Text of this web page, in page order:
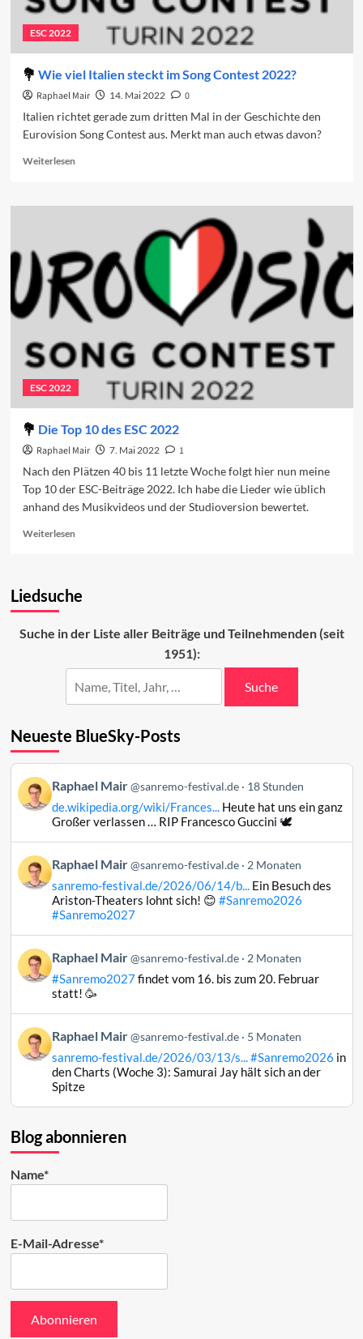
ESC 2022
Wie viel Italien steckt im Song Contest 2022?
Raphael Mair 14. Mai 2022
0
Italien richtet gerade zum dritten Mal in der Geschichte den
Eurovision Song Contest aus. Merkt man auch etwas davon?
WeiterlesenRead
Wie
steckt
im
Song
Contest
2022?
ESC 2022
Die Top 10 des ESC 2022
Raphael Mair 7. Mai 2022
1
Nach den Plätzen 40 bis 11 letzte Woche folgt hier nun meine
Top 10 der ESC-Beiträge 2022. Ich habe die Lieder wie üblich
anhand des Musikvideos und der Studioversion bewertet.
WeiterlesenRead
Top
ESC
Liedsuche
Suche in der Liste aller Beiträge und Teilnehmenden (seit
1951):
Suche
Neueste BlueSky-Posts
Beitrag
von
Raphael
Bluesky
ansehen
Raphael Mair @sanremo-festival.de 18 Stunden
de.wikipedia.org/wiki/Frances...Heute hat uns ein ganz
Großer verlassen … RIP Francesco Guccini 🕊️
Beitrag
von
Raphael
ansehen
Raphael Mair @sanremo-festival.de 2 Monaten
sanremo-festival.de/2026/06/14/b...Ein Besuch des
Ariston-Theaters lohnt sich! 😊 #Sanremo2026
#Sanremo2027
Beitrag
von
Raphael
Bluesky
ansehen
Raphael Mair @sanremo-festival.de 2 Monaten
#Sanremo2027findet vom 16. bis zum 20. Februar
statt! 🥳
Beitrag
von
Raphael
ansehen
Raphael Mair @sanremo-festival.de 5 Monaten
sanremo-festival.de/2026/03/13/s...#Sanremo2026 in
den Charts (Woche 3): Samurai Jay hält sich an der
Spitze
Blog abonnieren
Name*
E-Mail-Adresse*